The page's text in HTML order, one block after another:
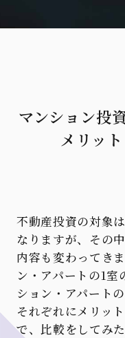
マンション投
メリッ
不動産投資の対象
なりますが、その
内容も変わってき
ン・アパートの1
ション・アパート
それぞれにメリッ
で、比較をしてみ